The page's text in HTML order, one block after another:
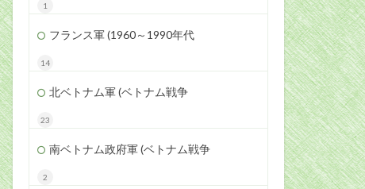
1
フランス軍 (1960～1990年代
14
北ベトナム軍 (ベトナム戦争
23
南ベトナム政府軍 (ベトナム戦争
2